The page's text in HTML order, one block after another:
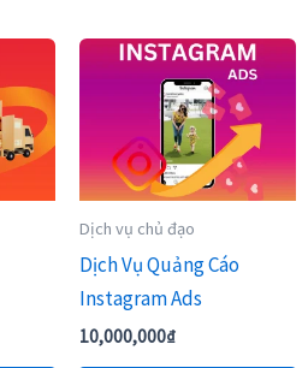
Dịch vụ chủ đạo
Dịch Vụ Quảng Cáo
Instagram Ads
10,000,000₫